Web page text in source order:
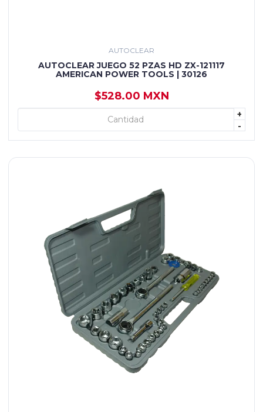
AUTOCLEAR
AUTOCLEAR JUEGO 52 PZAS HD ZX-121117
AMERICAN POWER TOOLS | 30126
$528.00 MXN
+
-
+ AGREGAR